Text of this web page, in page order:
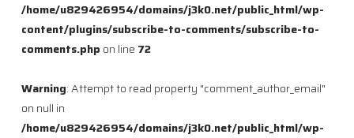
/home/u829426954/domains/j3k0.net/public_html/wp-
content/plugins/subscribe-to-comments/subscribe-to-
comments.php on line 72
Warning: Attempt to read property "comment_author_email"
on null in
/home/u829426954/domains/j3k0.net/public_html/wp-